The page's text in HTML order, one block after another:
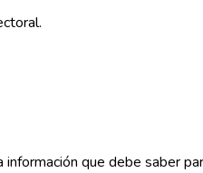
que debe saber